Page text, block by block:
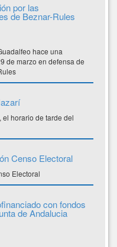
por las
de Beznar-Rules
hace una
de marzo en defensa de
el horario de tarde del
Censo Electoral
Electoral
con fondos
de Andalucia